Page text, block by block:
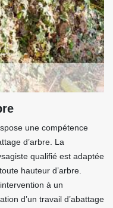
une compétence
d’arbre. La
qualifié est adaptée
hauteur d’arbre.
à un
d’un travail d’abattage